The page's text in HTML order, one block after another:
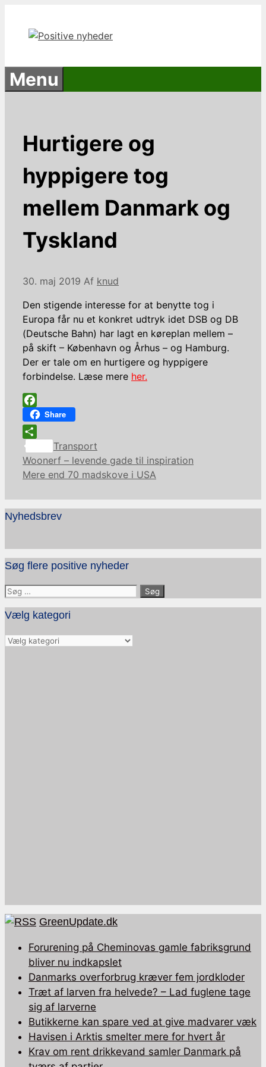
indhold
Menu
Hurtigere og
hyppigere tog
mellem Danmark og
Tyskland
30. maj 2019 Af knud
Den stigende interesse for at benytte tog i
Europa får nu et konkret udtryk idet DSB og DB
(Deutsche Bahn) har lagt en køreplan mellem –
på skift – København og Århus – og Hamburg.
Der er tale om en hurtigere og hyppigere
forbindelse. Læse mere her.
Facebook
Share
Share
Kategorier
Transport
Woonerf – levende gade til inspiration
Mere end 70 madskove i USA
Nyhedsbrev
Søg flere positive nyheder
Søg
efter:
Vælg kategori
Vælg
GreenUpdate.dk
Forurening på Cheminovas gamle fabriksgrund
bliver nu indkapslet
Danmarks overforbrug kræver fem jordkloder
Træt af larven fra helvede? – Lad fuglene tage
sig af larverne
Butikkerne kan spare ved at give madvarer væk
Havisen i Arktis smelter mere for hvert år
Krav om rent drikkevand samler Danmark på